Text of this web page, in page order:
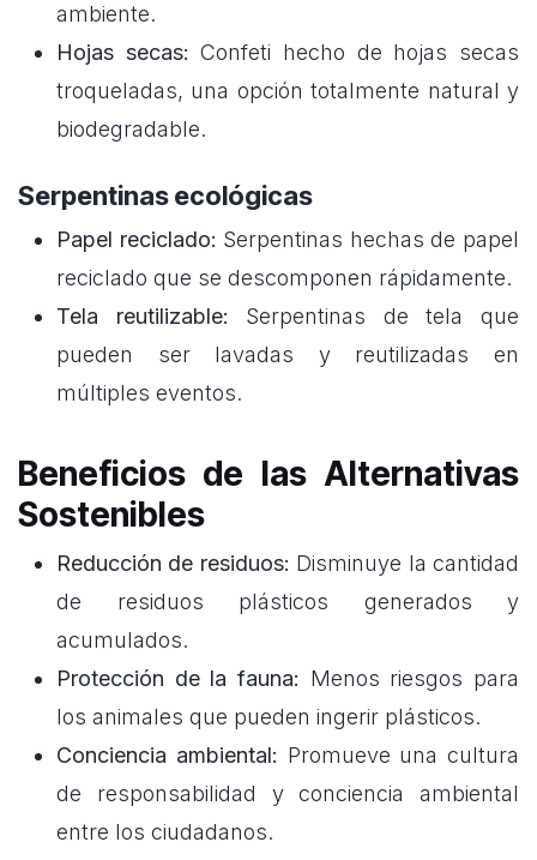
ambiente.
Hojas secas: Confeti hecho de hojas secas
troqueladas, una opción totalmente natural y
biodegradable.
Serpentinas ecológicas
Papel reciclado: Serpentinas hechas de papel
reciclado que se descomponen rápidamente.
Tela reutilizable: Serpentinas de tela que
pueden ser lavadas y reutilizadas en
múltiples eventos.
Beneficios de las Alternativas
Sostenibles
Reducción de residuos: Disminuye la cantidad
de residuos plásticos generados y
acumulados.
Protección de la fauna: Menos riesgos para
los animales que pueden ingerir plásticos.
Conciencia ambiental: Promueve una cultura
de responsabilidad y conciencia ambiental
entre los ciudadanos.